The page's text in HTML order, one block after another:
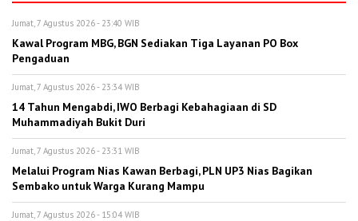
Jumat, 7 Agustus 2026 - 23:40 WIB
Kawal Program MBG, BGN Sediakan Tiga Layanan PO Box
Pengaduan
Jumat, 7 Agustus 2026 - 23:34 WIB
14 Tahun Mengabdi, IWO Berbagi Kebahagiaan di SD
Muhammadiyah Bukit Duri
Jumat, 7 Agustus 2026 - 23:31 WIB
Melalui Program Nias Kawan Berbagi, PLN UP3 Nias Bagikan
Sembako untuk Warga Kurang Mampu
Jumat, 7 Agustus 2026 - 15:04 WIB